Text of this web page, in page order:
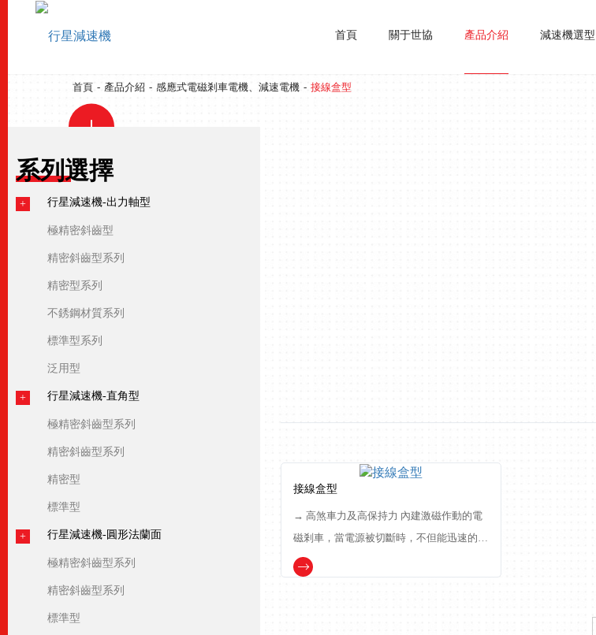
首頁 關于世協 產品介紹 減速機選型
接線盒型
首頁 - 產品介紹 - 感應式電磁剎車電機、減速電機 - 接線盒型
系列選擇
行星減速機-出力軸型
極精密斜齒型
精密斜齒型系列
精密型系列
不銹鋼材質系列
標準型系列
泛用型
行星減速機-直角型
極精密斜齒型系列
精密斜齒型系列
精密型
標準型
行星減速機-圓形法蘭面
極精密斜齒型系列
精密斜齒型系列
標準型
接線盒型
→ 高煞車力及高保持力 內建激磁作動的電
磁剎車，當電源被切斷時，不但能迅速的停
住馬達，而且能很確實的保持住負荷，所以